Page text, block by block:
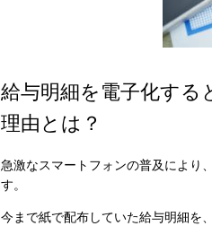
給与明細を電子化する
理由とは？
急激なスマートフォンの普及により
す。
今まで紙で配布していた給与明細を